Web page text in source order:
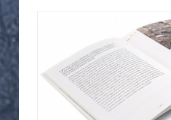
múltiples
variantes.
Las
opciones
se
pueden
elegir